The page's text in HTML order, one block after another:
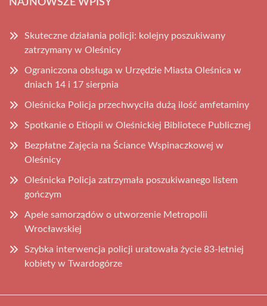
NAJNOWSZE WPISY
Skuteczne działania policji: kolejny poszukiwany
zatrzymany w Oleśnicy
Ograniczona obsługa w Urzędzie Miasta Oleśnica w
dniach 14 i 17 sierpnia
Oleśnicka Policja przechwyciła dużą ilość amfetaminy
Spotkanie o Etiopii w Oleśnickiej Bibliotece Publicznej
Bezpłatne Zajęcia na Ściance Wspinaczkowej w
Oleśnicy
Oleśnicka Policja zatrzymała poszukiwanego listem
gończym
Apele samorządów o utworzenie Metropolii
Wrocławskiej
Szybka interwencja policji uratowała życie 83-letniej
kobiety w Twardogórze